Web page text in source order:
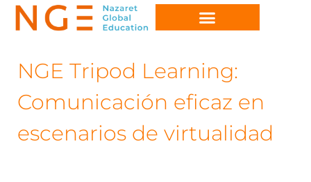
NGE Tripod Learning:
Comunicación eficaz en
escenarios de virtualidad